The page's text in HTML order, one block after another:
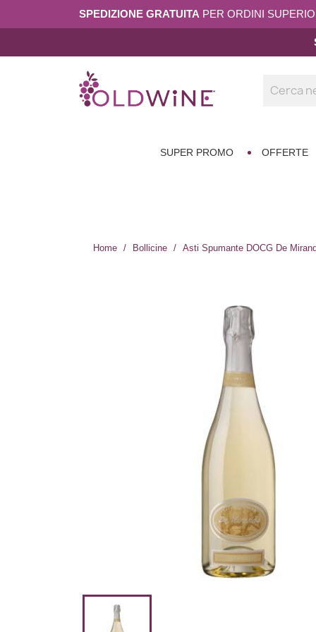
SPEDIZIONE GRATUITA PER ORDINI
SUPER PROMO OFFERTE
Home Bollicine Asti Spumante DOCG De